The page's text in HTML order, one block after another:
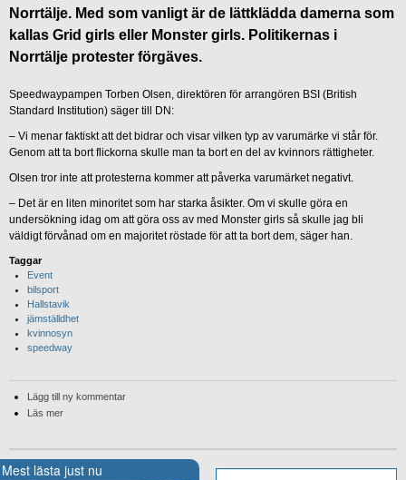
Norrtälje. Med som vanligt är de lättklädda damerna som
kallas Grid girls eller Monster girls. Politikernas i
Norrtälje protester förgäves.
Speedwaypampen Torben Olsen, direktören för arrangören BSI (British
Standard Institution) säger till DN:
– Vi menar faktiskt att det bidrar och visar vilken typ av varumärke vi står för.
Genom att ta bort flickorna skulle man ta bort en del av kvinnors rättigheter.
Olsen tror inte att protesterna kommer att påverka varumärket negativt.
– Det är en liten minoritet som har starka åsikter. Om vi skulle göra en
undersökning idag om att göra oss av med Monster girls så skulle jag bli
väldigt förvånad om en majoritet röstade för att ta bort dem, säger han.
Taggar
Event
bilsport
Hallstavik
jämställdhet
kvinnosyn
speedway
Lägg till ny kommentar
Läs mer
Mest lästa just nu